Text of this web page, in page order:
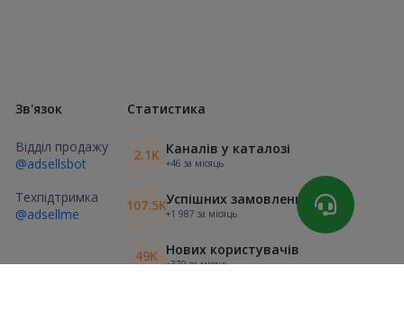
Зв'язок
Відділ продажу
@adsellsbot
Техпідтримка
@adsellme
Статистика
2.1K Каналів у каталозі
+46 за місяць
107.5KУспішних замовлень
+1 987 за місяць
49K Нових користувачів
+370 за місяць